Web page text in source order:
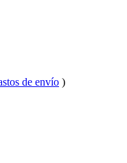
de envío )